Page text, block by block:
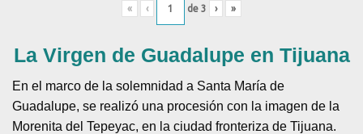
« ‹ de 3 › »
La Virgen de Guadalupe en Tijuana
En el marco de la solemnidad a Santa María de
Guadalupe, se realizó una procesión con la imagen de la
Morenita del Tepeyac, en la ciudad fronteriza de Tijuana.